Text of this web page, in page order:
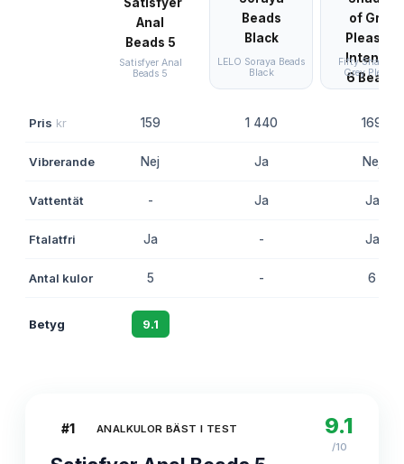
Satisfyer Anal
Beads 5
LELO Soraya Beads
Black
Fifty Shades
Grey Pleasur
Pris kr 159 1 440 169
Vibrerande Nej Ja Nej
Vattentät - Ja Ja
Ftalatfri Ja - Ja
Antal kulor 5 - 6
Betyg 9.1
#1 ANALKULOR BÄST I TEST 9.1
/10